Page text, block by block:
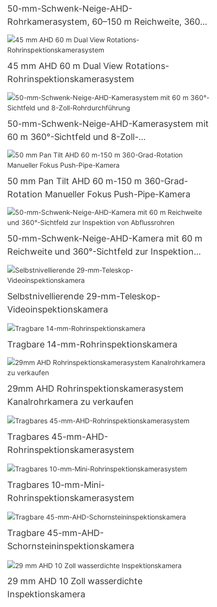
50-mm-Schwenk-Neige-AHD-
Rohrkamerasystem, 60–150 m Reichweite, 360°-
Sichtfeld, 8-Zoll-Bildschirm
45 mm AHD 60 m Dual View Rotations-
Rohrinspektionskamerasystem
50-mm-Schwenk-Neige-AHD-Kamerasystem mit
60 m 360°-Sichtfeld und 8-Zoll-
Rohrdurchführung
50 mm Pan Tilt AHD 60 m-150 m 360-Grad-
Rotation Manueller Fokus Push-Pipe-Kamera
50-mm-Schwenk-Neige-AHD-Kamera mit 60 m
Reichweite und 360°-Sichtfeld zur Inspektion
von Abflussrohren
Selbstnivellierende 29-mm-Teleskop-
Videoinspektionskamera
Tragbare 14-mm-Rohrinspektionskamera
29mm AHD Rohrinspektionskamerasystem
Kanalrohrkamera zu verkaufen
Tragbares 45-mm-AHD-
Rohrinspektionskamerasystem
Tragbares 10-mm-Mini-
Rohrinspektionskamerasystem
Tragbare 45-mm-AHD-
Schornsteininspektionskamera
29 mm AHD 10 Zoll wasserdichte
Inspektionskamera